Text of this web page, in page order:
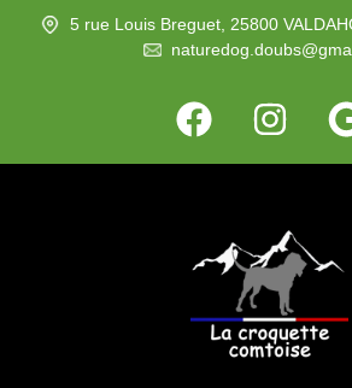
5 rue Louis Breguet, 25800